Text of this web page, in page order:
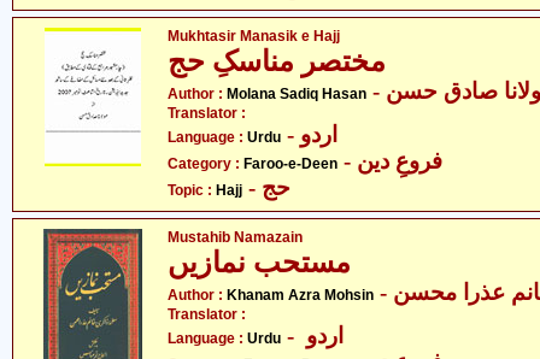
Mukhtasir Manasik e Hajj
مختصر مناسکِ حج
Author : Molana Sadiq Hasan صادق حسن
Translator :
Language : Urdu - اردو
Category : Faroo-e-Deen - فروعِ دین
Topic : Hajj - حج
Mustahib Namazain
مستحب نمازیں
Author : Khanam Azra Mohsin
Translator :
Language : Urdu